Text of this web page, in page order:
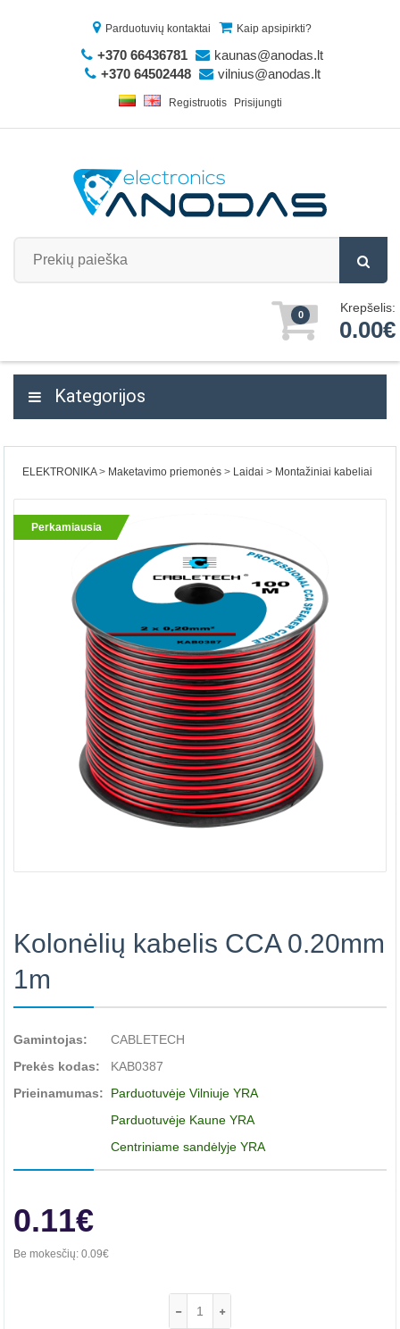
Parduotuvių kontaktai Kaip apsipirkti?
+370 66436781
kaunas@anodas.lt
+370 64502448
vilnius@anodas.lt
Registruotis Prisijungti
0 Krepšelis:
0.00€
Kategorijos
ELEKTRONIKA Maketavimo priemonės Laidai Montažiniai kabeliai
Perkamiausia
Kolonėlių kabelis CCA 0.20mm
1m
Gamintojas:
CABLETECH
Prekės kodas:
KAB0387
Prieinamumas:
Parduotuvėje Vilniuje YRA
Parduotuvėje Kaune YRA
Centriniame sandėlyje YRA
0.11€
Be mokesčių: 0.09€